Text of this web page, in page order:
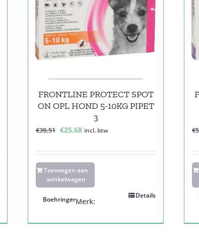
FRONTLINE PROTECT SPOT
ON OPL HOND 5-10KG PIPET
3
€39,51 Oorspronkelijke
was:
€25,68Huidige
is:
€25,68.
incl. btw
Toevoegen aan
winkelwagen
Details
Merk:
Boehringer
€